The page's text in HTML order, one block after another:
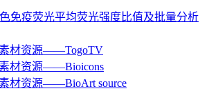
免疫荧光平均荧光强度比值及批量分析
材资源——TogoTV
材资源——Bioicons
材资源——BioArt source